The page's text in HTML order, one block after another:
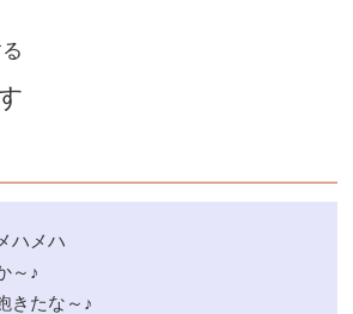
ハメハ
～♪
きたな～♪